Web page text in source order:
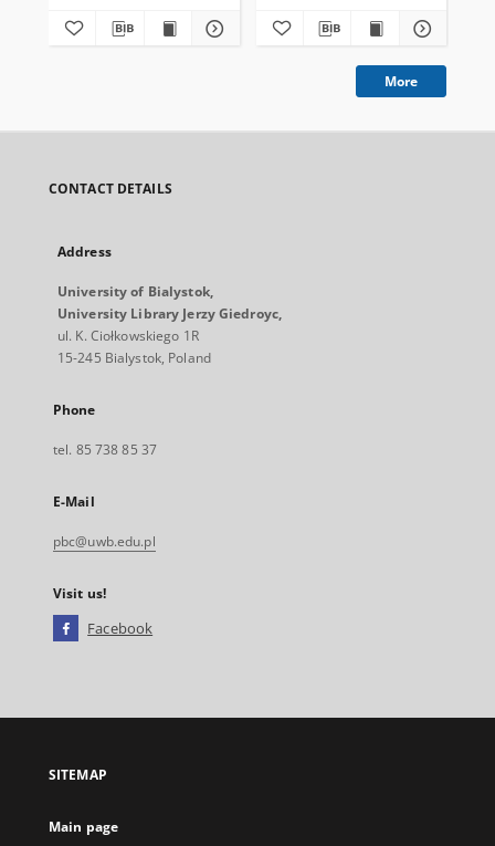
More
CONTACT DETAILS
Address
University of Bialystok,
University Library Jerzy Giedroyc,
ul. K. Ciołkowskiego 1R
15-245 Bialystok, Poland
Phone
tel. 85 738 85 37
E-Mail
pbc@uwb.edu.pl
Visit us!
Facebook
open
new
SITEMAP
Main page